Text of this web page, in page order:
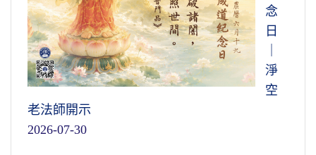
念
日
淨
空
老法師開示
2026-07-30